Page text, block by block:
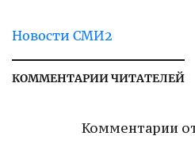
Новости СМИ2
КОММЕНТАРИИ ЧИТАТЕЛЕЙ
Комментарии